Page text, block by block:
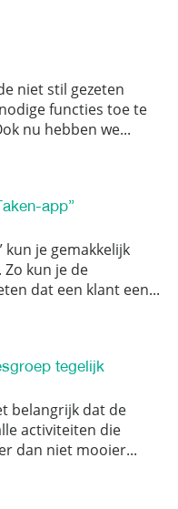
niet stil gezeten
functies toe te
nu hebben we...
app”
kun je gemakkelijk
kun je de
dat een klant een...
tegelijk
belangrijk dat de
activiteiten die
dan niet mooier...